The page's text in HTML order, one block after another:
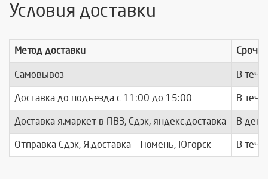
Условия доставки
Метод доставки
Самовывоз В
Доставка до подъезда c 11:00 до 15:00 В
Доставка я.маркет в ПВЗ, Сдэк, яндекс.доставка В день
Отправка Сдэк, Я.доставка - Тюмень, Югорск В